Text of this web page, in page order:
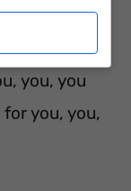
you, you
for you, you,